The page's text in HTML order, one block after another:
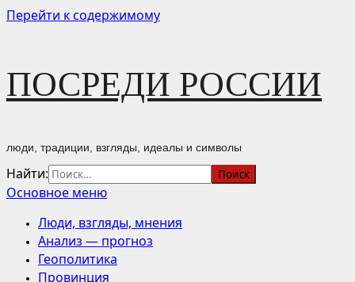
Перейти к содержимому
ПОСРЕДИ РОССИИ
люди, традиции, взгляды, идеалы и символы
Найти:
Основное меню
Люди, взгляды, мнения
Анализ — прогноз
Геополитика
Провинция